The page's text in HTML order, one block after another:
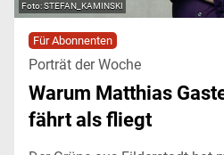
STEFAN_KAMINSKI
Für Abonnenten
Porträt der Woche
Warum Matthias
fährt als fliegt